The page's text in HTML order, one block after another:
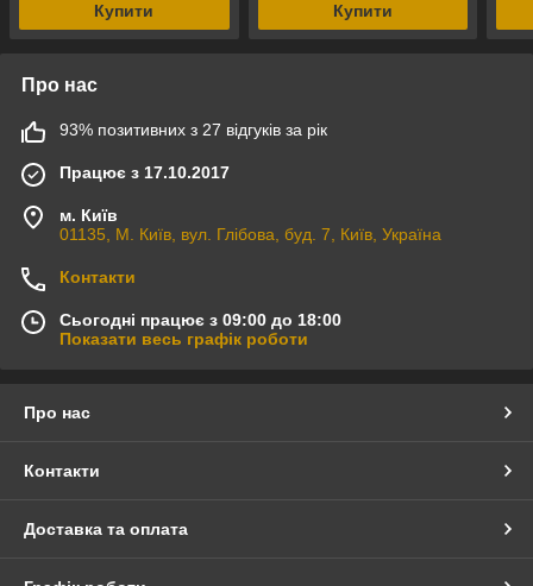
Купити Купити
Про нас
93% позитивних з 27 відгуків за рік
Працює з 17.10.2017
м. Київ
01135, М. Київ, вул. Глібова, буд. 7, Київ, Україна
Контакти
Сьогодні працює з 09:00 до 18:00
Показати весь графік роботи
Про нас
Контакти
Доставка та оплата